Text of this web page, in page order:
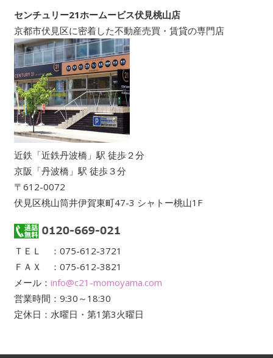
センチュリー21ホームービス伏見桃山店
京都市伏見区に密着した不動産売買・賃貸の専門店
近鉄「近鉄丹波橋」駅 徒歩２分
京阪「丹波橋」駅 徒歩３分
〒612-0072
伏見区桃山筒井伊賀東町47-3 シャトー桃山1F
ＴＥＬ ：075-612-3721
ＦＡＸ ：075-612-3821
メール： info@c21-momoyama.com
営業時間：9:30～18:30
定休日：水曜日・第1第3火曜日